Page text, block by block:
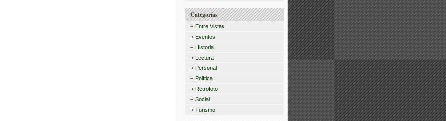
Categorías
Entre Vistas
Eventos
Historia
Lectura
Personal
Política
Retrofoto
Social
Turismo